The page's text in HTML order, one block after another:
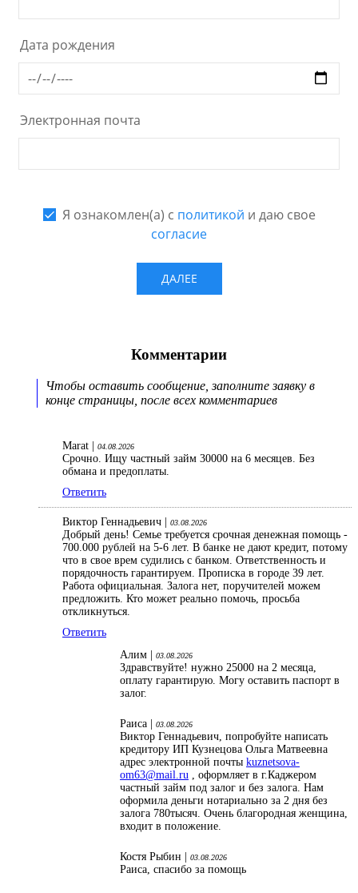
Комментарии
Чтобы оставить сообщение, заполните заявку в
конце страницы, после всех комментариев
Marat | 04.08.2026
Срочно. Ищу частный займ 30000 на 6 месяцев. Без
обмана и предоплаты.
Ответить
Виктор Геннадьевич | 03.08.2026
Добрый день! Семье требуется срочная денежная помощь -
700.000 рублей на 5-6 лет. В банке не дают кредит, потому
что в свое врем судились с банком. Ответственность и
порядочность гарантируем. Прописка в городе 39 лет.
Работа официальная. Залога нет, поручителей можем
предложить. Кто может реально помочь, просьба
откликнуться.
Ответить
Алим |
03.08.2026
Здравствуйте! нужно 25000 на 2 месяца,
оплату гарантирую. Могу оставить паспорт в
залог.
Раиса | 03.08.2026
Виктор Геннадьевич, попробуйте написать
кредитору ИП Кузнецова Ольга Матвеевна
адрес электронной почты kuznetsova-
om63@mail.ru , оформляет в г.Каджером
частный займ под залог и без залога. Нам
оформила деньги нотариально за 2 дня без
залога 780тысяч. Очень благородная женщина,
входит в положение.
Костя Рыбин | 03.08.2026
Раиса, спасибо за помощь